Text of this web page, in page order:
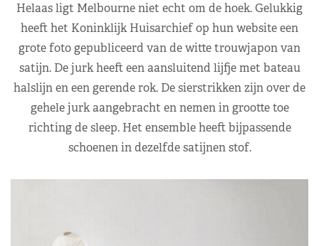
Helaas ligt Melbourne niet echt om de hoek. Gelukkig
heeft het Koninklijk Huisarchief op hun website een
grote foto gepubliceerd van de witte trouwjapon van
satijn. De jurk heeft een aansluitend lijfje met bateau
halslijn en een gerende rok. De sierstrikken zijn over de
gehele jurk aangebracht en nemen in grootte toe
richting de sleep. Het ensemble heeft bijpassende
schoenen in dezelfde satijnen stof.